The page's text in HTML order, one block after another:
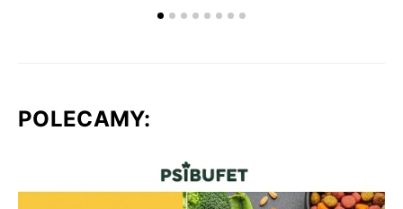
POLECAMY: